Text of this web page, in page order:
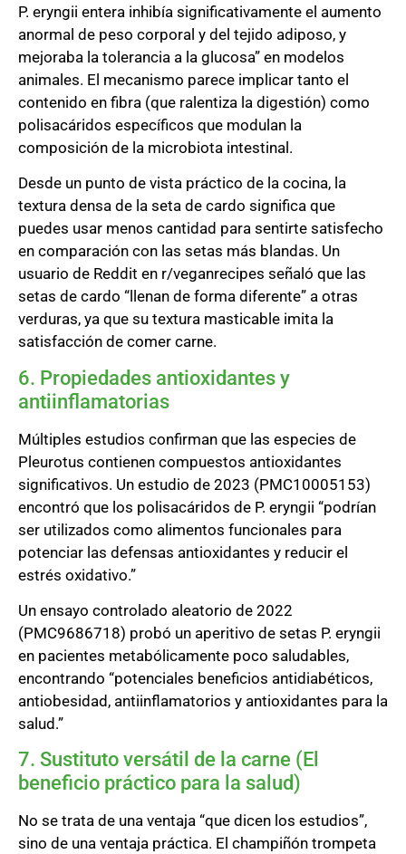
P. eryngii entera inhibía significativamente el aumento
anormal de peso corporal y del tejido adiposo, y
mejoraba la tolerancia a la glucosa” en modelos
animales. El mecanismo parece implicar tanto el
contenido en fibra (que ralentiza la digestión) como
polisacáridos específicos que modulan la
composición de la microbiota intestinal.
Desde un punto de vista práctico de la cocina, la
textura densa de la seta de cardo significa que
puedes usar menos cantidad para sentirte satisfecho
en comparación con las setas más blandas. Un
usuario de Reddit en r/veganrecipes señaló que las
setas de cardo “llenan de forma diferente” a otras
verduras, ya que su textura masticable imita la
satisfacción de comer carne.
6. Propiedades antioxidantes y
antiinflamatorias
Múltiples estudios confirman que las especies de
Pleurotus contienen compuestos antioxidantes
significativos. Un estudio de 2023 (PMC10005153)
encontró que los polisacáridos de P. eryngii “podrían
ser utilizados como alimentos funcionales para
potenciar las defensas antioxidantes y reducir el
estrés oxidativo.”
Un ensayo controlado aleatorio de 2022
(PMC9686718) probó un aperitivo de setas P. eryngii
en pacientes metabólicamente poco saludables,
encontrando “potenciales beneficios antidiabéticos,
antiobesidad, antiinflamatorios y antioxidantes para la
salud.”
7. Sustituto versátil de la carne (El
beneficio práctico para la salud)
No se trata de una ventaja “que dicen los estudios”,
sino de una ventaja práctica. El champiñón trompeta